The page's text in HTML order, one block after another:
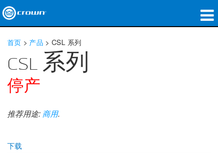
应用领域
网络音频传输
关于我们
首页 > 产品 > CSL 系列
CSL 系列
停产
推荐用途: 商用.
下载